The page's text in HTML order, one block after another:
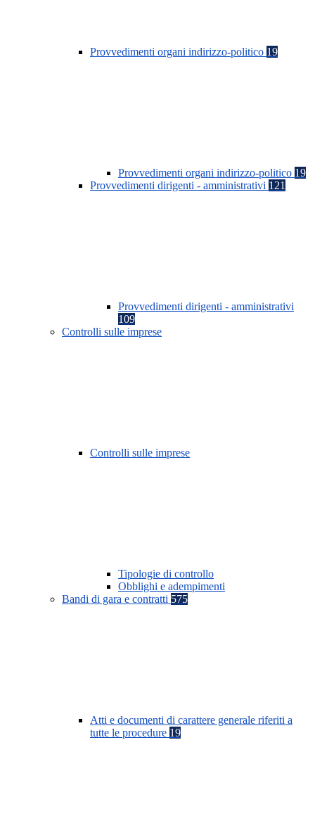
Provvedimenti organi indirizzo-politico 19
Provvedimenti organi indirizzo-politico 19
Provvedimenti dirigenti - amministrativi 121
Provvedimenti dirigenti - amministrativi
109
Controlli sulle imprese
Controlli sulle imprese
Tipologie di controllo
Obblighi e adempimenti
Bandi di gara e contratti 575
Atti e documenti di carattere generale riferiti a
tutte le procedure 19